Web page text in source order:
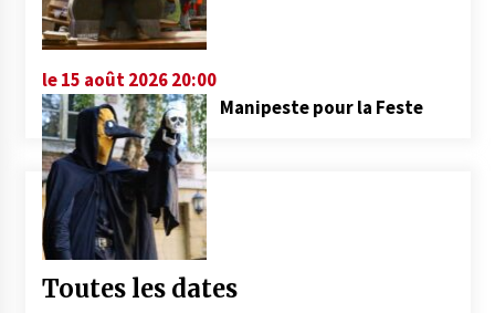
le 15 août 2026 20:00
Manipeste pour la Feste
Toutes les dates